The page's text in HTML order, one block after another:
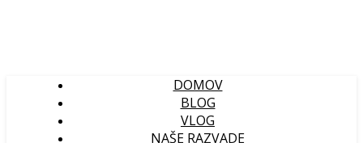
DOMOV
BLOG
VLOG
NAŠE RAZVADE